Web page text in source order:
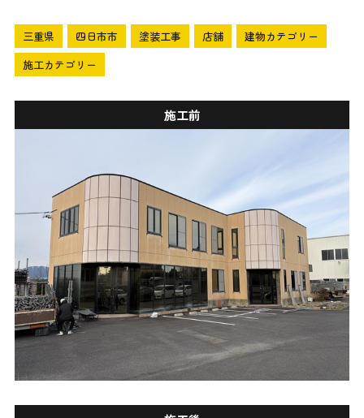
三重県 四日市市 塗装工事 店舗
建物カテゴリー
施工カテゴリー
施工前